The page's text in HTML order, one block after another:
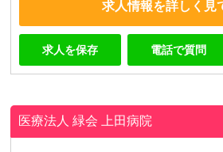
求人情報を詳しく見
求人を保存 電話で質問
医療法人 緑会 上田病院